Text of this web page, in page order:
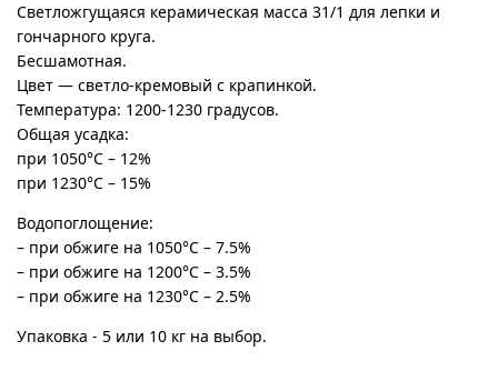
Светложгущаяся керамическая масса 31/1 для лепки и
гончарного круга.
Бесшамотная.
Цвет — светло-кремовый с крапинкой.
Температура: 1200-1230 градусов.
Общая усадка:
при 1050°С – 12%
при 1230°С – 15%
Водопоглощение:
– при обжиге на 1050°С – 7.5%
– при обжиге на 1200°С – 3.5%
– при обжиге на 1230°С – 2.5%
Упаковка - 5 или 10 кг на выбор.